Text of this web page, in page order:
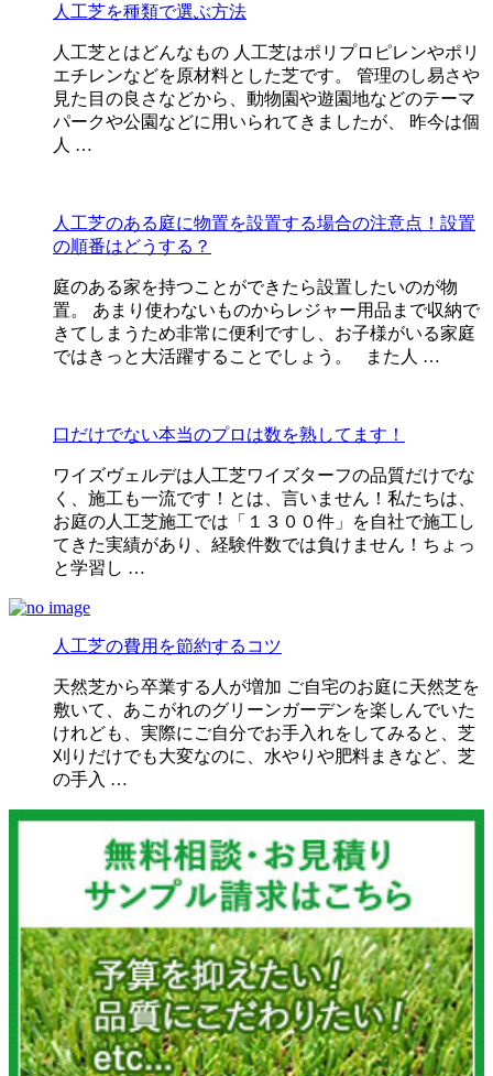
人工芝を種類で選ぶ方法
人工芝とはどんなもの 人工芝はポリプロピレンやポリ
エチレンなどを原材料とした芝です。 管理のし易さや
見た目の良さなどから、動物園や遊園地などのテーマ
パークや公園などに用いられてきましたが、 昨今は個
人 …
人工芝のある庭に物置を設置する場合の注意点！設置
の順番はどうする？
庭のある家を持つことができたら設置したいのが物
置。 あまり使わないものからレジャー用品まで収納で
きてしまうため非常に便利ですし、お子様がいる家庭
ではきっと大活躍することでしょう。 また人 …
口だけでない本当のプロは数を熟してます！
ワイズヴェルデは人工芝ワイズターフの品質だけでな
く、施工も一流です！とは、言いません！私たちは、
お庭の人工芝施工では「１３００件」を自社で施工し
てきた実績があり、経験件数では負けません！ちょっ
と学習し …
人工芝の費用を節約するコツ
天然芝から卒業する人が増加 ご自宅のお庭に天然芝を
敷いて、あこがれのグリーンガーデンを楽しんでいた
けれども、実際にご自分でお手入れをしてみると、芝
刈りだけでも大変なのに、水やりや肥料まきなど、芝
の手入 …